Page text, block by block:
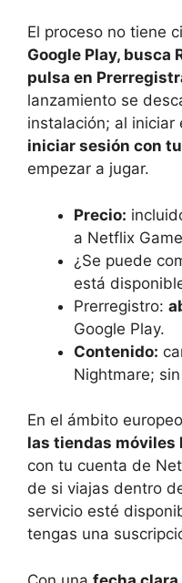
El proceso no tiene
Google Play, busca
pulsa en
lanzamiento se
instalación; al iniciar
iniciar sesión con
empezar a jugar.
Precio:
a Netflix
¿Se puede
está
Prerregistro:
Google Play.
Contenido:
Nightmare;
En el ámbito
las tiendas móviles
con tu cuenta de
de si viajas dentro
servicio esté
tengas una